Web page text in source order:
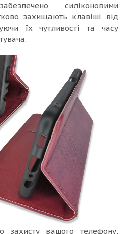
силіконовими
захищають клавіші від
їх чутливості та часу
захисту вашого телефону,